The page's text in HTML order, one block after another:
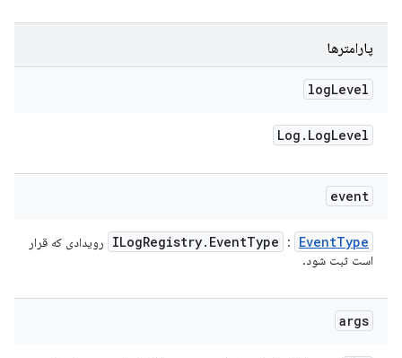
پارامترها
logLevel
Log . LogLevel
event
ILogRegistry. EventType : EventType
رویدادی که قرار
است ثبت شود.
args